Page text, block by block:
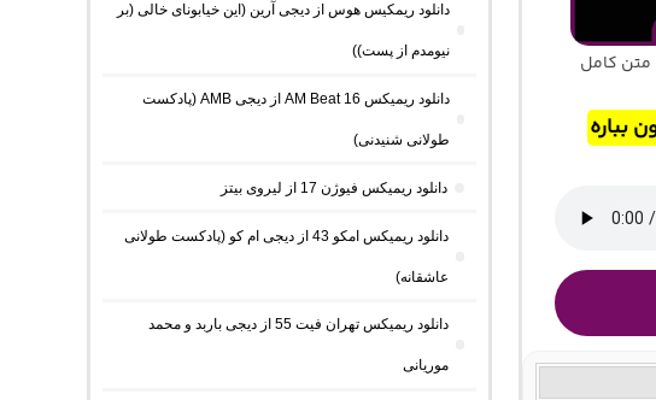
کامل
بباره
دانلود ریمکیس هوس از دیجی آرین (این خیابونای خالی (بر
نیومدم از پست))
دانلود ریمیکس AM Beat 16 از دیجی AMB (پادکست
طولانی شنیدنی)
دانلود ریمیکس فیوژن 17 از لیروی بیتز
دانلود ریمیکس امکو 43 از دیجی ام کو (پادکست طولانی
عاشقانه)
دانلود ریمیکس تهران فیت 55 از دیجی باربد و محمد
موریانی